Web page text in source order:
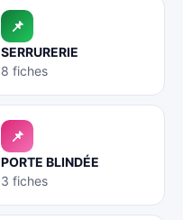
📌
SERRURERIE
8 fiches
📌
PORTE BLINDÉE
3 fiches